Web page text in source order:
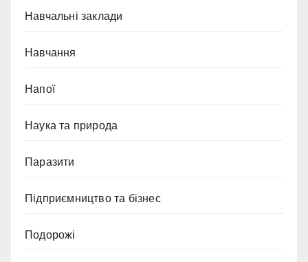
Навчальні заклади
Навчання
Напої
Наука та природа
Паразити
Підприємництво та бізнес
Подорожі